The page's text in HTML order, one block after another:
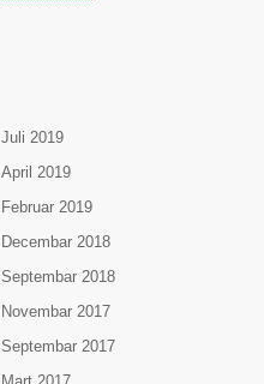
Juli 2019
April 2019
Februar 2019
Decembar 2018
Septembar 2018
Novembar 2017
Septembar 2017